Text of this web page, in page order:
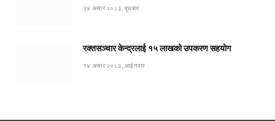
२४ असार २०८३, बुधबार
रक्तसञ्चार केन्द्रलाई १५ लाखको उपकरण सहयोग
१४ असार २०८३, आईतवार